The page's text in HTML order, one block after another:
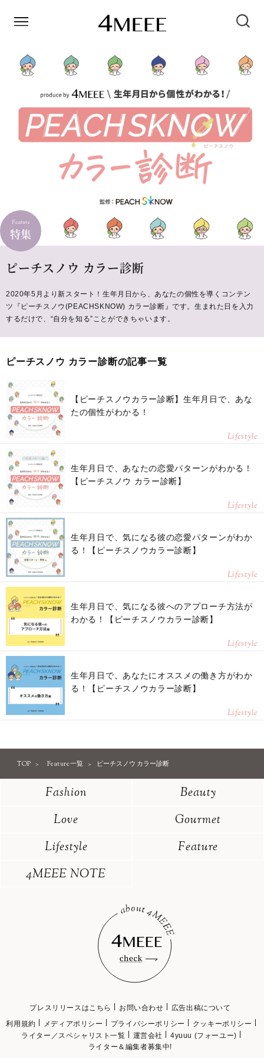
Feature
特集
ピーチスノウ カラー診断
2020年5月より新スタート！生年月日から、あなたの個性を導くコンテン
ツ『ピーチスノウ(PEACHSKNOW) カラー診断』です。生まれた日を入力
するだけで、“自分を知る”ことができちゃいます。
ピーチスノウ カラー診断の記事一覧
【ピーチスノウカラー診断】生年月日で、あな
たの個性がわかる！
Lifestyle
生年月日で、あなたの恋愛パターンがわかる！
【ピーチスノウ カラー診断】
Lifestyle
生年月日で、気になる彼の恋愛パターンがわか
る！【ピーチスノウカラー診断】
Lifestyle
生年月日で、気になる彼へのアプローチ方法が
わかる！【ピーチスノウカラー診断】
Lifestyle
生年月日で、あなたにオススメの働き方がわか
る！【ピーチスノウカラー診断】
Lifestyle
TOP Feature一覧 ピーチスノウ カラー診断
Fashion
Beauty
Love
Gourmet
Lifestyle
Feature
4MEEE NOTE
プレスリリースはこちら お問い合わせ
広告出稿について
利用規約
メディアポリシー プライバシーポリシー
クッキーポリシー
ライター／スペシャリスト一覧
運営会社
4yuuu (フォーユー)
ライター＆編集者募集中!